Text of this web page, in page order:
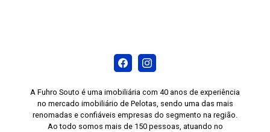
A Fuhro Souto é uma imobiliária com 40 anos de experiência
no mercado imobiliário de Pelotas, sendo uma das mais
renomadas e confiáveis empresas do segmento na região.
Ao todo somos mais de 150 pessoas, atuando no